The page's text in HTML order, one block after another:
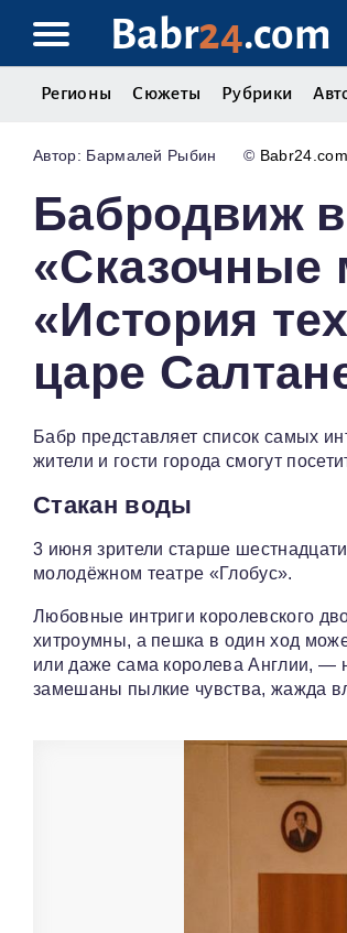
Babr24.com
Регионы Сюжеты Рубрики
Бармалей Рыбин © Babr24.com
Бабродвиж
«Сказочные
«История
царе
Бабр представляет список самых
жители и гости города смогут
Стакан воды
3 июня зрители старше
молодёжном театре «Глобус».
Любовные интриги королевского
хитроумны, а пешка в один ход
или даже сама королева Англии, —
замешаны пылкие чувства, жажда